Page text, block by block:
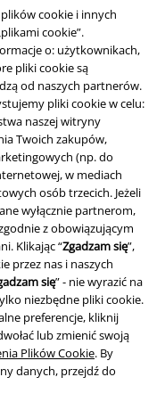
cookie i innych
cookie”.
o: użytkownikach,
pliki cookie są
od naszych partnerów.
pliki cookie w celu:
naszej witryny
Twoich zakupów,
(np. do
w mediach
osób trzecich. Jeżeli
wyłącznie partnerom,
z obowiązującym
Klikając “Zgadzam się”,
przez nas i naszych
się” - nie wyrazić na
niezbędne pliki cookie.
preferencje, kliknij
lub zmienić swoją
Plików Cookie. By
danych, przejdź do
- i korzystaj z nowych
Company